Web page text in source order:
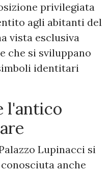
privilegiata
agli abitanti del
vista esclusiva
che si sviluppano
identitari
l'antico
Lupinacci si
anche